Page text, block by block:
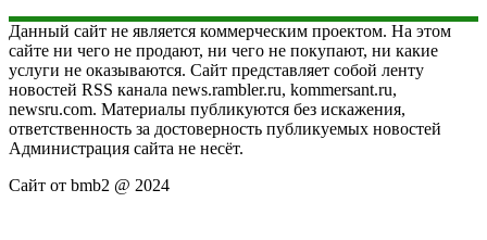
Данный сайт не является коммерческим проектом. На этом
сайте ни чего не продают, ни чего не покупают, ни какие
услуги не оказываются. Сайт представляет собой ленту
новостей RSS канала news.rambler.ru, kommersant.ru,
newsru.com. Материалы публикуются без искажения,
ответственность за достоверность публикуемых новостей
Администрация сайта не несёт.
Сайт от bmb2 @ 2024